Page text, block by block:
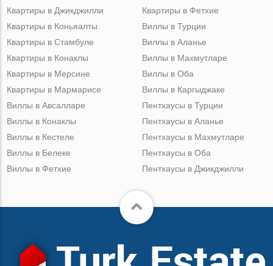
Квартиры в Джикджилли
Квартиры в Фетхие
Квартиры в Коньяалты
Квартиры в Стамбуле
Квартиры в Конаклы
Квартиры в Мерсине
Квартиры в Мармарисе
Виллы в Турции
Виллы в Аланье
Виллы в Махмутларе
Виллы в Оба
Виллы в Каргыджаке
Виллы в Авсалларе
Виллы в Конаклы
Виллы в Кестеле
Виллы в Белеке
Виллы в Фетхие
Пентхаусы в Турции
Пентхаусы в Аланье
Пентхаусы в Махмутларе
Пентхаусы в Оба
Пентхаусы в Джикджилли